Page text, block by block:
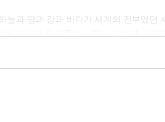
늘과 땅과 강과 바다가 세계의 전부였
해 내려와 각 민족의 신화가 되었다. 서